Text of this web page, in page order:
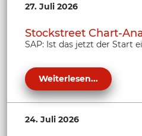
27. Juli 2026
Stockstreet Chart-
SAP: Ist das jetzt der Start
Weiterlesen...
24. Juli 2026